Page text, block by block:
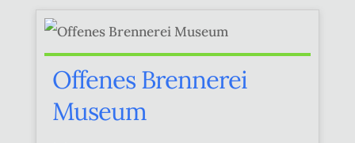
Offenes Brennerei
Museum